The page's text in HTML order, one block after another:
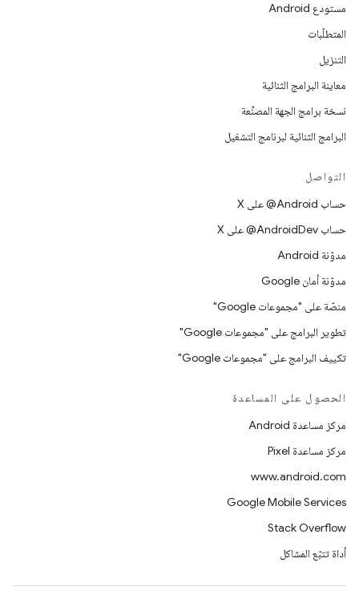
مستودع Android
المتطلّبات
التنزيل
معاينة البرامج الثنائية
نسخة برامج الجهة المصنِّعة
البرامج الثنائية لبرنامج التشغيل
التواصل
حساب ‎@Android على X
حساب ‎@AndroidDev على X
مدوّنة Android
مدوّنة أمان Google
منصّة على "مجموعات Google"
تطوير البرامج على "مجموعات Google"
تكييف البرامج على "مجموعات Google"
الحصول على المساعدة
مركز مساعدة Android
مركز مساعدة Pixel
www.android.com
Google Mobile Services
Stack Overflow
أداة تتبّع المشاكل